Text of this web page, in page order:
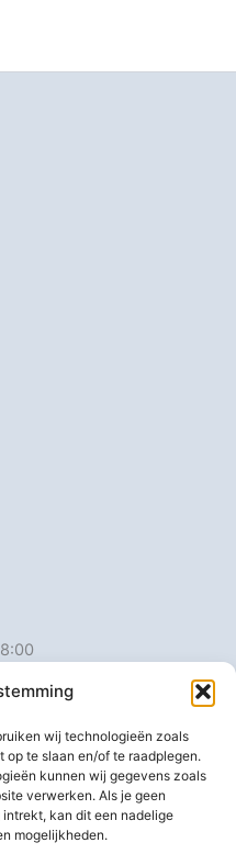
wij technologieën zoals
op te slaan en/of te raadplegen.
kunnen wij gegevens zoals
verwerken. Als je geen
kan dit een nadelige
mogelijkheden.
18:00
18:00